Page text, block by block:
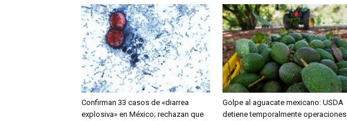
Confirman 33 casos de «diarrea
explosiva» en México; rechazan que
Golpe al aguacate mexicano: USDA
detiene temporalmente operaciones